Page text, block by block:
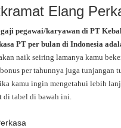
Elang
pegawai/karyawan di PT
PT per bulan di Indonesia
naik seiring lamanya kamu
per tahunnya juga tunjangan
kamu ingin mengetahui lebih
di tabel di bawah ini.